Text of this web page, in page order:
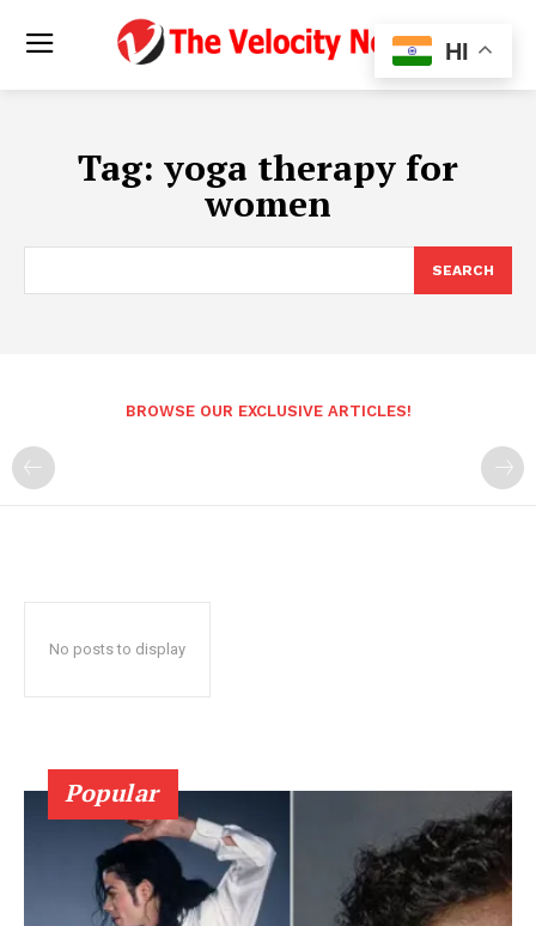
Tag: yoga therapy for
women
SEARCH
BROWSE OUR EXCLUSIVE ARTICLES!
No posts to display
Popular
HI